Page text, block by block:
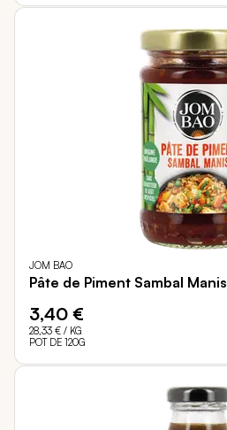
JOM BAO
Pâte de Piment Sambal Manis
3,40 €
28,33 € / KG
POT DE 120G